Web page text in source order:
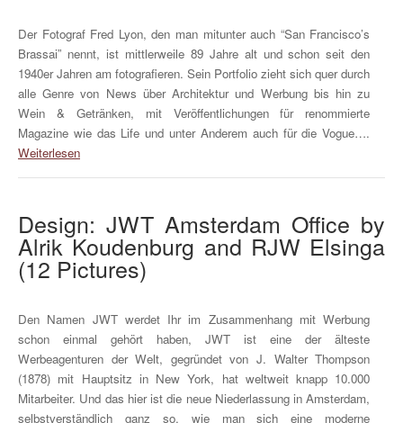
Der Fotograf Fred Lyon, den man mitunter auch “San Francisco’s
Brassai” nennt, ist mittlerweile 89 Jahre alt und schon seit den
1940er Jahren am fotografieren. Sein Portfolio zieht sich quer durch
alle Genre von News über Architektur und Werbung bis hin zu
Wein & Getränken, mit Veröffentlichungen für renommierte
Magazine wie das Life und unter Anderem auch für die Vogue….
Weiterlesen
Design: JWT Amsterdam Office by
Alrik Koudenburg and RJW Elsinga
(12 Pictures)
Den Namen JWT werdet Ihr im Zusammenhang mit Werbung
schon einmal gehört haben, JWT ist eine der älteste
Werbeagenturen der Welt, gegründet von J. Walter Thompson
(1878) mit Hauptsitz in New York, hat weltweit knapp 10.000
Mitarbeiter. Und das hier ist die neue Niederlassung in Amsterdam,
selbstverständlich ganz so, wie man sich eine moderne